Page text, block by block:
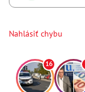
Nahlásiť chybu
16